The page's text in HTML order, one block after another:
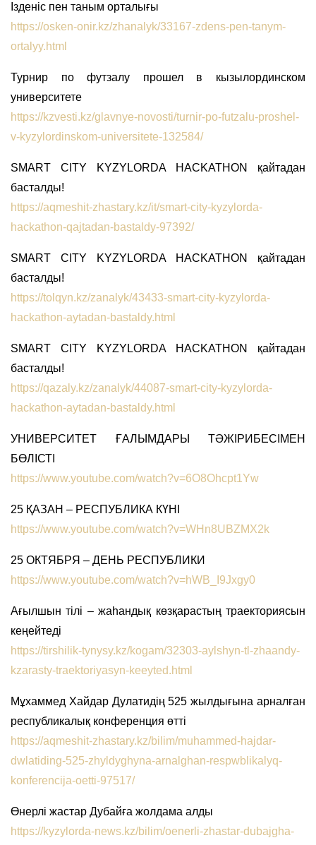
Ізденіс пен таным орталығы
https://osken-onir.kz/zhanalyk/33167-zdens-pen-tanym-
ortalyy.html
Турнир по футзалу прошел в кызылординском
университете
https://kzvesti.kz/glavnye-novosti/turnir-po-futzalu-proshel-
v-kyzylordinskom-universitete-132584/
SMART CITY KYZYLORDA HACKATHON қайтадан
басталды!
https://aqmeshit-zhastary.kz/it/smart-city-kyzylorda-
hackathon-qajtadan-bastaldy-97392/
SMART CITY KYZYLORDA HACKATHON қайтадан
басталды!
https://tolqyn.kz/zanalyk/43433-smart-city-kyzylorda-
hackathon-aytadan-bastaldy.html
SMART CITY KYZYLORDA HACKATHON қайтадан
басталды!
https://qazaly.kz/zanalyk/44087-smart-city-kyzylorda-
hackathon-aytadan-bastaldy.html
УНИВЕРСИТЕТ ҒАЛЫМДАРЫ ТӘЖІРИБЕСІМЕН
БӨЛІСТІ
https://www.youtube.com/watch?v=6O8Ohcpt1Yw
25 ҚАЗАН – РЕСПУБЛИКА КҮНІ
https://www.youtube.com/watch?v=WHn8UBZMX2k
25 ОКТЯБРЯ – ДЕНЬ РЕСПУБЛИКИ
https://www.youtube.com/watch?v=hWB_I9Jxgy0
Ағылшын тілі – жаһандық көзқарастың траекториясын
кеңейтеді
https://tirshilik-tynysy.kz/kogam/32303-aylshyn-tl-zhaandy-
kzarasty-traektoriyasyn-keeyted.html
Мұхаммед Хайдар Дулатидің 525 жылдығына арналған
республикалық конференция өтті
https://aqmeshit-zhastary.kz/bilim/muhammed-hajdar-
dwlatiding-525-zhyldyghyna-arnalghan-respwblikalyq-
konferencija-oetti-97517/
Өнерлі жастар Дубайға жолдама алды
https://kyzylorda-news.kz/bilim/oenerli-zhastar-dubajgha-